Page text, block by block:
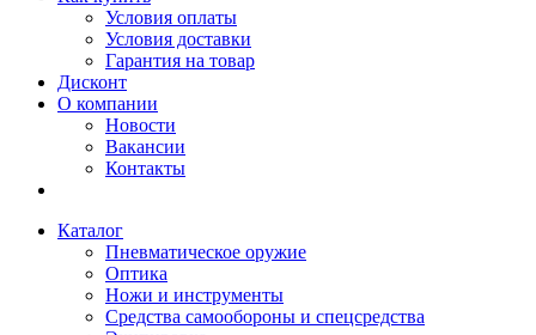
Условия оплаты
Условия доставки
Гарантия на товар
Дисконт
О компании
Новости
Вакансии
Контакты
Каталог
Пневматическое оружие
Оптика
Ножи и инструменты
Средства самообороны и спецсредства